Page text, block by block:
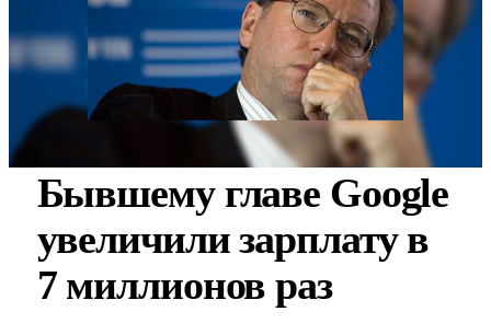
Бывшему главе Google
увеличили зарплату в
7 миллионов раз